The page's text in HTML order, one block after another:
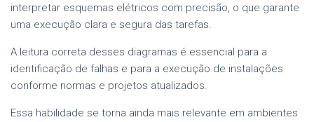
interpretar esquemas elétricos com precisão, o que garante
uma execução clara e segura das tarefas.
A leitura correta desses diagramas é essencial para a
identificação de falhas e para a execução de instalações
conforme normas e projetos atualizados.
Essa habilidade se torna ainda mais relevante em ambientes